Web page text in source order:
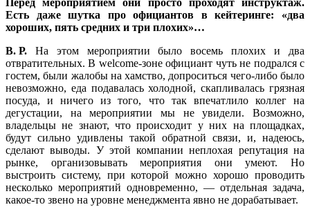
Перед мероприятием они просто проходят инструктаж.
Есть даже шутка про официантов в кейтеринге: «два
хороших, пять средних и три плохих»…
В. Р. На этом мероприятии было восемь плохих и два
отвратительных. В welcome-зоне официант чуть не подрался с
гостем, были жалобы на хамство, допроситься чего-либо было
невозможно, еда подавалась холодной, скапливалась грязная
посуда, и ничего из того, что так впечатлило коллег на
дегустации, на мероприятии мы не увидели. Возможно,
владельцы не знают, что происходит у них на площадках,
будут сильно удивлены такой обратной связи, и, надеюсь,
сделают выводы. У этой компании неплохая репутация на
рынке, организовывать мероприятия они умеют. Но
выстроить систему, при которой можно хорошо проводить
несколько мероприятий одновременно, — отдельная задача,
какое-то звено на уровне менеджмента явно не дорабатывает.